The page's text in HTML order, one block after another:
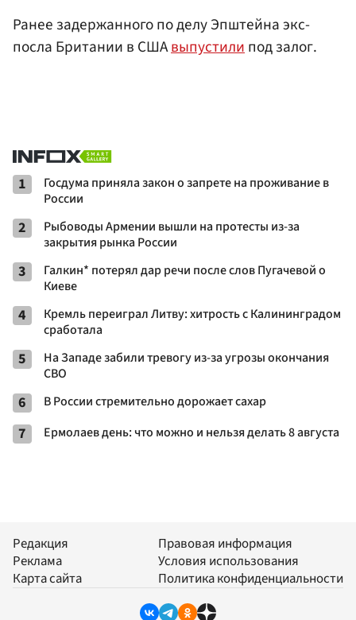
Ранее задержанного по делу Эпштейна экс-
посла Британии в СШАвыпустилипод залог.
1
Госдума приняла закон о запрете на проживание в
России
2
Рыбоводы Армении вышли на протесты из-за
закрытия рынка России
3
Галкин* потерял дар речи после слов Пугачевой о
Киеве
4
Кремль переиграл Литву: хитрость с Калининградом
сработала
5
На Западе забили тревогу из-за угрозы окончания
СВО
6 В России стремительно дорожает сахар
7 Ермолаев день: что можно и нельзя делать 8 августа
Редакция
Реклама
Карта сайта
Правовая информация
Условия использования
Политика конфиденциальности